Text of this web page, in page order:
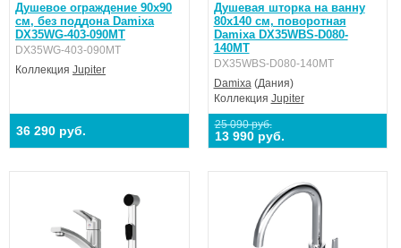
Душевое ограждение 90х90
см, без поддона Damixa
DX35WG-403-090MT
DX35WG-403-090MT
Коллекция Jupiter
36 290 руб.
Душевая шторка на ванну
80х140 см, поворотная
Damixa DX35WBS-D080-
140MT
DX35WBS-D080-140MT
Damixa(Дания)
Коллекция Jupiter
25 090 руб.
13 990 руб.